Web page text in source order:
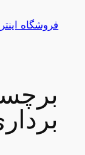
فروشگاه